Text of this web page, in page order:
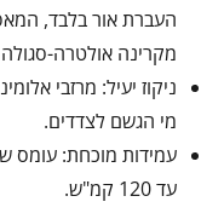
מקרינה אולטרה-
ניקוז יעיל: מרזבי
מי הגשם לצדדים.
עד 120 קמ"ש.